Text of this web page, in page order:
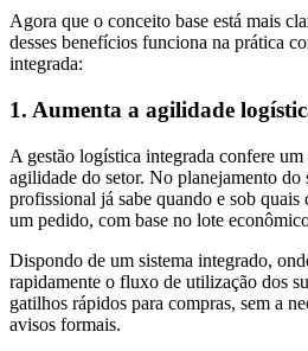
Agora que o conceito base está mais
desses benefícios funciona na prática
integrada:
1. Aumenta a agilidade
A gestão logística integrada confere
agilidade do setor. No planejamento do
profissional já sabe quando e sob quais
um pedido, com base no lote
Dispondo de um sistema integrado,
rapidamente o fluxo de utilização dos
gatilhos rápidos para compras, sem a
avisos formais.